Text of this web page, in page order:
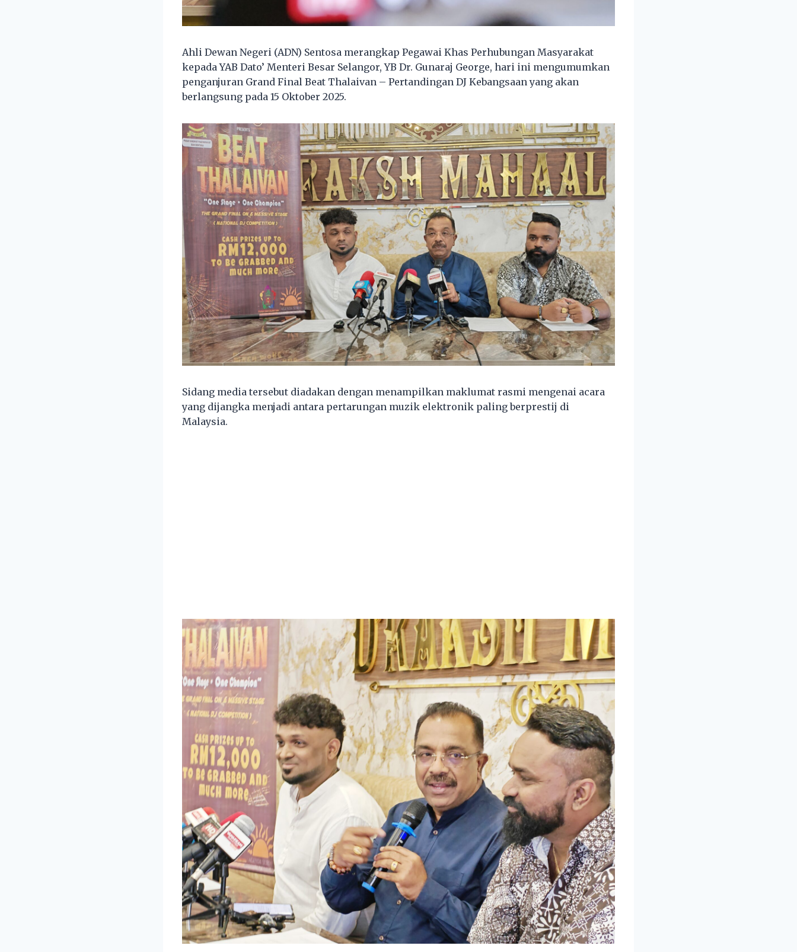
Ahli Dewan Negeri (ADN) Sentosa merangkap Pegawai Khas Perhubungan Masyarakat
kepada YAB Dato’ Menteri Besar Selangor, YB Dr. Gunaraj George, hari ini mengumumkan
penganjuran Grand Final Beat Thalaivan – Pertandingan DJ Kebangsaan yang akan
berlangsung pada 15 Oktober 2025.
Sidang media tersebut diadakan dengan menampilkan maklumat rasmi mengenai acara
yang dijangka menjadi antara pertarungan muzik elektronik paling berprestij di
Malaysia.